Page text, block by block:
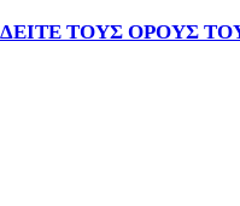
ΔΕΙΤΕ ΤΟΥΣ ΟΡΟΥΣ